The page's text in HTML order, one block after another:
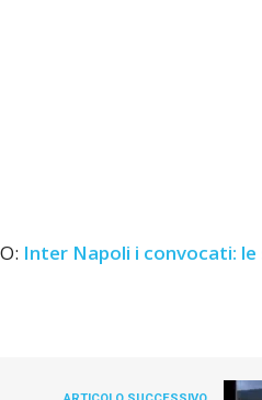
Inter Napoli i convocati: le